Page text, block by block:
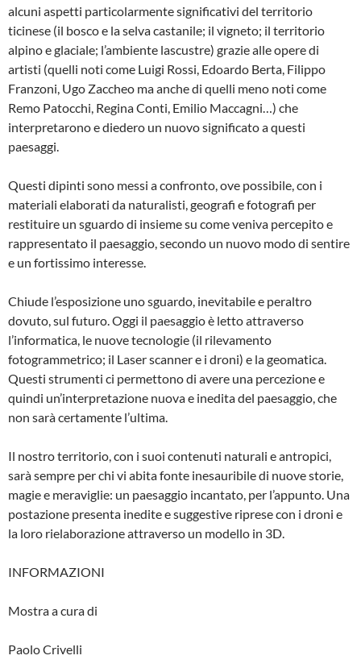
alcuni aspetti particolarmente significativi del territorio
ticinese (il bosco e la selva castanile; il vigneto; il territorio
alpino e glaciale; l’ambiente lascustre) grazie alle opere di
artisti (quelli noti come Luigi Rossi, Edoardo Berta, Filippo
Franzoni, Ugo Zaccheo ma anche di quelli meno noti come
Remo Patocchi, Regina Conti, Emilio Maccagni…) che
interpretarono e diedero un nuovo significato a questi
paesaggi.
Questi dipinti sono messi a confronto, ove possibile, con i
materiali elaborati da naturalisti, geografi e fotografi per
restituire un sguardo di insieme su come veniva percepito e
rappresentato il paesaggio, secondo un nuovo modo di sentire
e un fortissimo interesse.
Chiude l’esposizione uno sguardo, inevitabile e peraltro
dovuto, sul futuro. Oggi il paesaggio è letto attraverso
l’informatica, le nuove tecnologie (il rilevamento
fotogrammetrico; il Laser scanner e i droni) e la geomatica.
Questi strumenti ci permettono di avere una percezione e
quindi un’interpretazione nuova e inedita del paesaggio, che
non sarà certamente l’ultima.
Il nostro territorio, con i suoi contenuti naturali e antropici,
sarà sempre per chi vi abita fonte inesauribile di nuove storie,
magie e meraviglie: un paesaggio incantato, per l’appunto. Una
postazione presenta inedite e suggestive riprese con i droni e
la loro rielaborazione attraverso un modello in 3D.
INFORMAZIONI
Mostra a cura di
Paolo Crivelli